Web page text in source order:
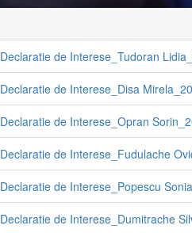
Declaratie de Interese_Tudoran
Declaratie de Interese_Disa
Declaratie de Interese_Opran
Declaratie de Interese_Fudulache
Declaratie de Interese_Popescu
Declaratie de Interese_Dumitrache